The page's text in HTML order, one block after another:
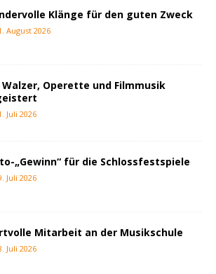
Klänge für den guten Zweck
August 2026
Operette und Filmmusik
Juli 2026
„Gewinn“ für die Schlossfestspiele
Juli 2026
Mitarbeit an der Musikschule
Juli 2026